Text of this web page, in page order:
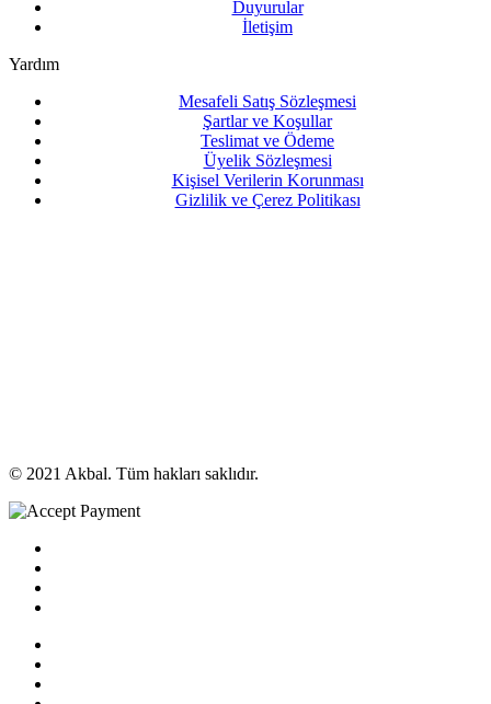
Duyurular
İletişim
Yardım
Mesafeli Satış Sözleşmesi
Şartlar ve Koşullar
Teslimat ve Ödeme
Üyelik Sözleşmesi
Kişisel Verilerin Korunması
Gizlilik ve Çerez Politikası
© 2021 Akbal. Tüm hakları saklıdır.